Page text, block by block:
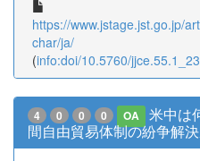
https://www.jstage.jst.go.jp/
char/ja/
(info:doi/10.5760/jjce.55.1_23
4 0 0 0 OA
米中は
間自由貿易体制の紛争解